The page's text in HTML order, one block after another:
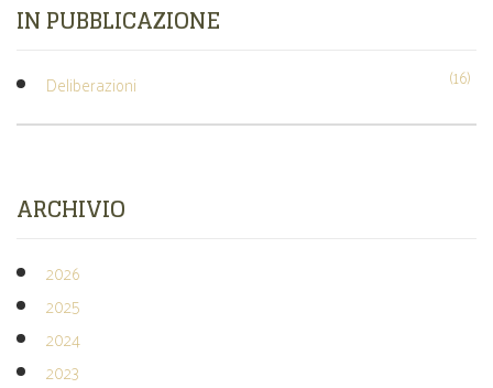
IN PUBBLICAZIONE
Deliberazioni (16)
ARCHIVIO
2026
2025
2024
2023